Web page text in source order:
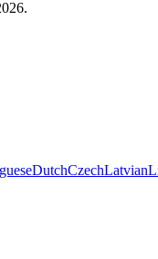
DutchCzechLatvian